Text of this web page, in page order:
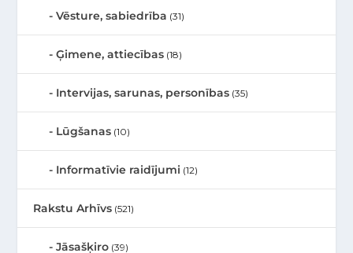
Vēsture, sabiedrība (31)
Ģimene, attiecības (18)
Intervijas, sarunas, personības (35)
Lūgšanas (10)
Informatīvie raidījumi (12)
Rakstu Arhīvs (521)
Jāsašķiro (39)